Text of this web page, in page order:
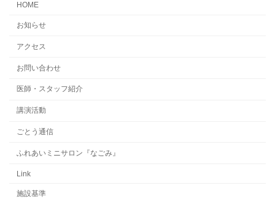
HOME
お知らせ
アクセス
お問い合わせ
医師・スタッフ紹介
講演活動
ごとう通信
ふれあいミニサロン『なごみ』
Link
施設基準